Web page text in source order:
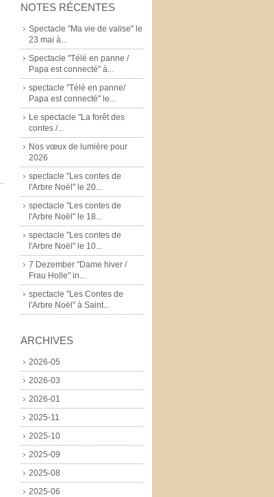
NOTES RÉCENTES
Spectacle "Ma vie de valise" le
23 mai à...
Spectacle "Télé en panne /
Papa est connecté" à...
spectacle "Télé en panne/
Papa est connecté" le...
Le spectacle "La forêt des
contes /...
Nos vœux de lumière pour
2026
spectacle "Les contes de
l'Arbre Noël" le 20...
spectacle "Les contes de
l'Arbre Noël" le 18...
spectacle "Les contes de
l'Arbre Noël" le 10...
7 Dezember "Dame hiver /
Frau Holle" in...
spectacle "Les Contes de
l'Arbre Noël" à Saint...
ARCHIVES
2026-05
2026-03
2026-01
2025-11
2025-10
2025-09
2025-08
2025-06